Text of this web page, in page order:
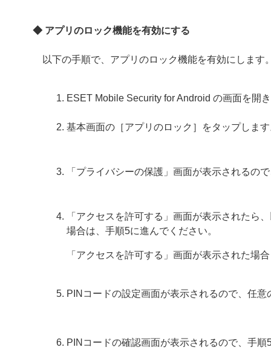
◆ アプリのロック機能を有効にする
以下の手順で、アプリのロック機能を有効にします
ESET Mobile Security for Android の画面を開
基本画面の［アプリのロック］をタップしま
「プライバシーの保護」画面が表示されるの
「アクセスを許可する」画面が表示されたら
場合は、手順5に進んでください。
「アクセスを許可する」画面が表示された場合
PINコードの設定画面が表示されるので、任
PINコードの確認画面が表示されるので、手